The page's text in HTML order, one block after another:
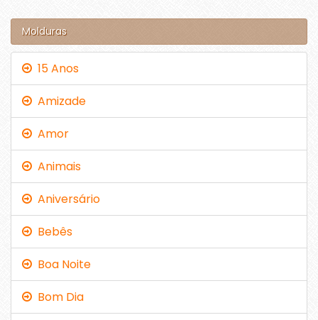
Molduras
15 Anos
Amizade
Amor
Animais
Aniversário
Bebês
Boa Noite
Bom Dia